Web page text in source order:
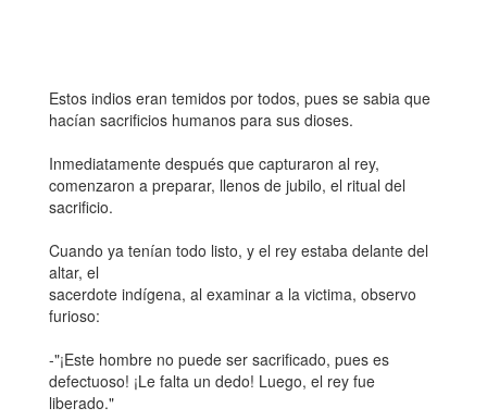
Estos indios eran temidos por todos, pues se sabia que
hacían sacrificios humanos para sus dioses.
Inmediatamente después que capturaron al rey,
comenzaron a preparar, llenos de jubilo, el ritual del
sacrificio.
Cuando ya tenían todo listo, y el rey estaba delante del
altar, el
sacerdote indígena, al examinar a la victima, observo
furioso:
-"¡Este hombre no puede ser sacrificado, pues es
defectuoso! ¡Le falta un dedo! Luego, el rey fue
liberado."